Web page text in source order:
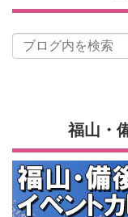
福山・